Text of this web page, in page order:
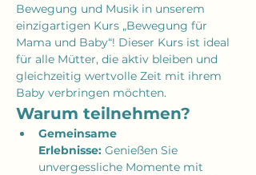
Bewegung und Musik in unserem
einzigartigen Kurs „Bewegung für
Mama und Baby“! Dieser Kurs ist ideal
für alle Mütter, die aktiv bleiben und
gleichzeitig wertvolle Zeit mit ihrem
Baby verbringen möchten.
Warum teilnehmen?
Gemeinsame
Erlebnisse: Genießen Sie
unvergessliche Momente mit